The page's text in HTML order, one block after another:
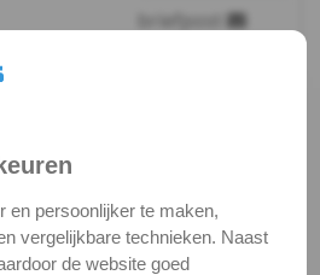
briefpost
bij afname vanaf:
5
€ 0,75 excl.btw
en persoonlijker te maken,
vergelijkbare technieken. Naast
de website goed